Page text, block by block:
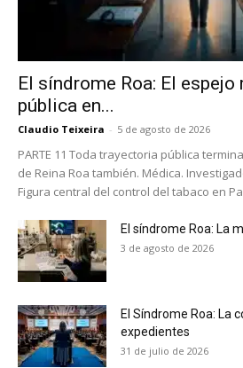
El síndrome Roa: El
pública en...
Claudio Teixeira - 5 de agosto de 2026
PARTE 11 Toda trayectoria pública
de Reina Roa también. Médica.
Figura central del control del tabaco en
El síndrome Roa: La
3 de agosto de 2026
El Síndrome Roa: La
expedientes
31 de julio de 2026